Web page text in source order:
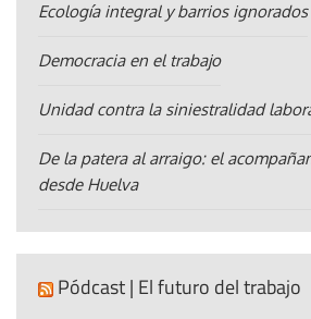
Ecología integral y barrios ignorados
Democracia en el trabajo
Unidad contra la siniestralidad
De la patera al arraigo: el
desde Huelva
Pódcast | El futuro del trabajo